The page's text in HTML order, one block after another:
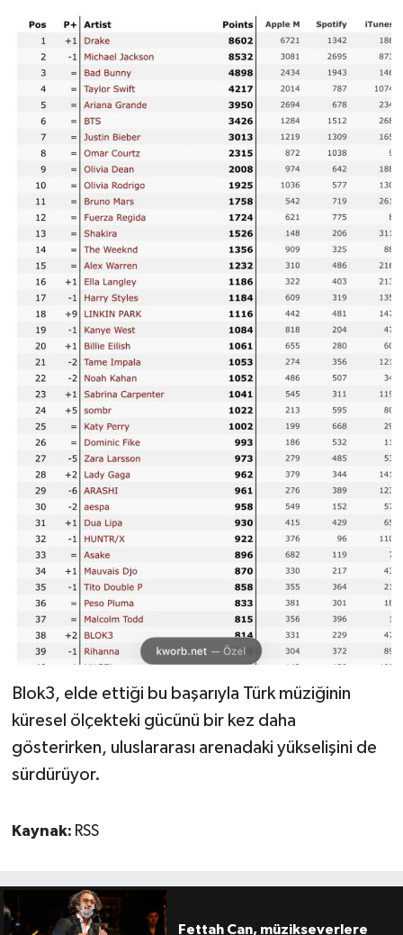
Blok3, elde ettiği bu başarıyla Türk müziğinin
küresel ölçekteki gücünü bir kez daha
gösterirken, uluslararası arenadaki yükselişini de
sürdürüyor.
Kaynak: RSS
Fettah Can, müzikseverlere